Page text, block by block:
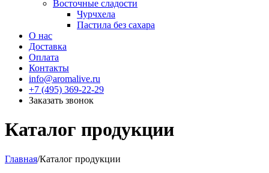
Восточные сладости
Чурчхела
Пастила без сахара
О нас
Доставка
Оплата
Контакты
info@aromalive.ru
+7 (495) 369-22-29
Заказать звонок
Каталог продукции
Главная/Каталог продукции